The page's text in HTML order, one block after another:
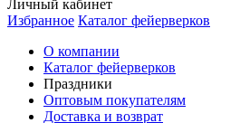
Личный кабинет
Избранное Каталог фейерверков
О компании
Каталог фейерверков
Праздники
Оптовым покупателям
Доставка и возврат